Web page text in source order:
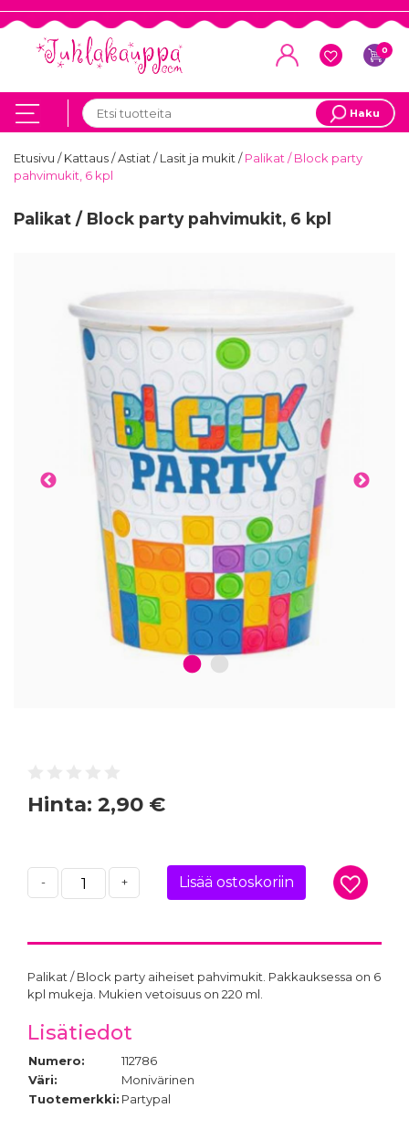
0
Haku
Etusivu /Kattaus/Astiat/Lasit ja mukit/Palikat / Block party
pahvimukit, 6 kpl
Palikat / Block party pahvimukit, 6 kpl
1 2
Hinta: 2,90 €
- + Lisää ostoskoriin
Palikat / Block party aiheiset pahvimukit. Pakkauksessa on 6
kpl mukeja. Mukien vetoisuus on 220 ml.
Lisätiedot
Numero:
112786
Väri:
Monivärinen
Tuotemerkki: Partypal